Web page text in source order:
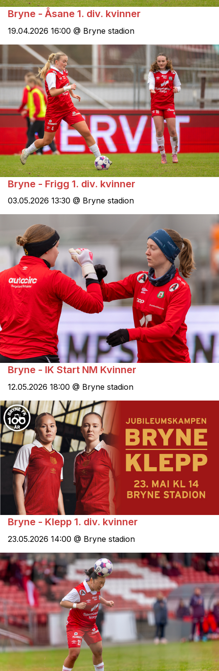
Bryne - Åsane 1. div. kvinner
19.04.2026 16:00 @ Bryne stadion
Bryne - Frigg 1. div. kvinner
03.05.2026 13:30 @ Bryne stadion
Bryne - IK Start NM Kvinner
12.05.2026 18:00 @ Bryne stadion
Bryne - Klepp 1. div. kvinner
23.05.2026 14:00 @ Bryne stadion